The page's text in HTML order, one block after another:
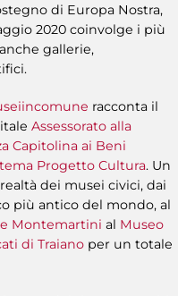
di Europa Nostra,
2020 coinvolge i più
gallerie,
racconta il
Assessorato alla
Capitolina ai Beni
Progetto Cultura. Un
dei musei civici, dai
più antico del mondo, al
Montemartini al Museo
di Traiano per un totale